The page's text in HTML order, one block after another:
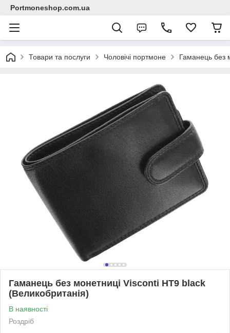
Portmoneshop.com.ua
Товари та послуги Чоловічі портмоне Гаманець без
Гаманець без монетниці Visconti HT9 black
(Великобританія)
В наявності
Роздріб